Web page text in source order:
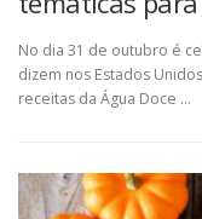
No dia 31 de outubro é
dizem nos Estados
receitas da Água Doce …